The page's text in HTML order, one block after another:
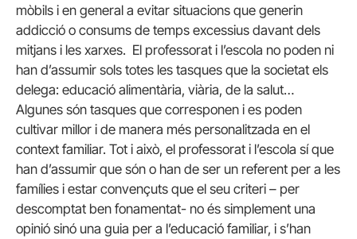
mòbils i en general a evitar situacions que generin
addicció o consums de temps excessius davant dels
mitjans i les xarxes. El professorat i l’escola no poden ni
han d’assumir sols totes les tasques que la societat els
delega: educació alimentària, viària, de la salut…
Algunes són tasques que corresponen i es poden
cultivar millor i de manera més personalitzada en el
context familiar. Tot i això, el professorat i l’escola sí que
han d’assumir que són o han de ser un referent per a les
famílies i estar convençuts que el seu criteri – per
descomptat ben fonamentat- no és simplement una
opinió sinó una guia per a l’educació familiar, i s’han